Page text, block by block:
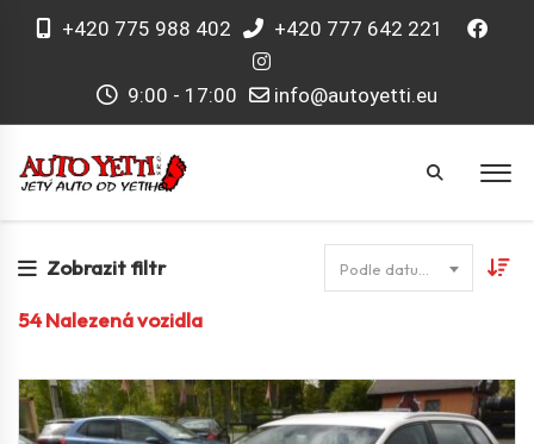
+420 775 988 402 +420 777 642 221
9:00 - 17:00 info@autoyetti.eu
Zobrazit filtr
54Nalezená vozidla